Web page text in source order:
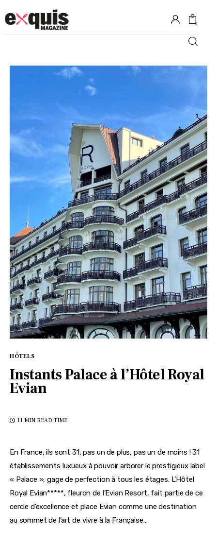
0
Hôtels
Gastronomie
Recettes
Shopping
Évènements
HÔTELS
Instants Palace à l’Hôtel Royal
Evian
11 MIN READ TIME
En France, ils sont 31, pas un de plus, pas un de moins ! 31
établissements luxueux à pouvoir arborer le prestigieux label
« Palace », gage de perfection à tous les étages. L’Hôtel
Royal Evian*****, fleuron de l’Evian Resort, fait partie de ce
cercle d’excellence et place Evian comme une destination
au sommet de l’art de vivre à la Française…